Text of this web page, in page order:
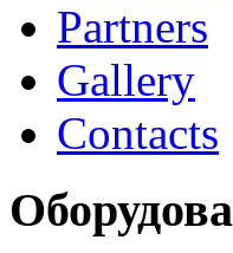
Partners
Gallery
Contacts